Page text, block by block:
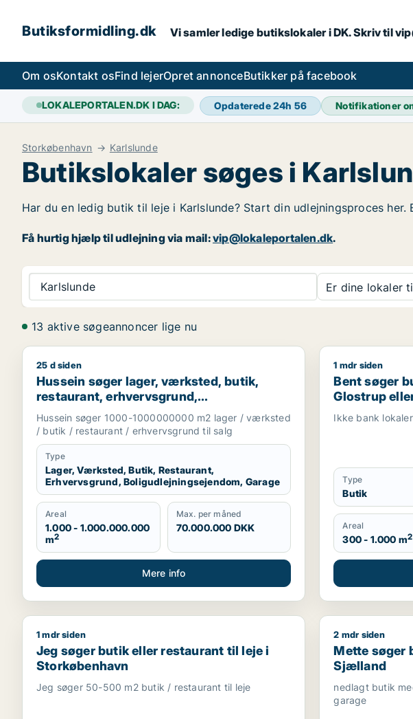
Butiksformidling.dk Vi samler ledige butikslokaler i DK. Skriv til
Om osKontakt osFind lejerOpret annonceButikker på facebook
LOKALEPORTALEN.DK I DAG: Opdaterede 24h 56 Notifikationer
Storkøbenhavn Karlslunde
Butikslokaler søges i
Har du en ledig butik til leje i Karlslunde? Start din udlejningsproces
Få hurtig hjælp til udlejning via mail:vip@lokaleportalen.dk.
Karlslunde Er dine lokaler
13 aktive søgeannoncer lige nu
Hussein søger lager, værksted, butik, restaurant, erhvervsgrund,
25 d siden
Hussein søger lager, værksted, butik,
restaurant, erhvervsgrund,
boligudlejningsejendom eller garage til
salg i Greve, Solrød eller Roskilde m.fl.
Hussein søger 1000-1000000000 m2 lager / værksted
/ butik / restaurant / erhvervsgrund til salg
Type
Lager, Værksted, Butik, Restaurant,
Erhvervsgrund, Boligudlejningsejendom, Garage
Areal
1.000 - 1.000.000.000
m2
Max. per måned
70.000.000 DKK
Mere info
Bent søger
1 mdr siden
Bent søger
Glostrup
Ikke bank lokaler
Type
Butik
Areal
300 - 1.000 m2
Jeg søger butik eller restaurant til leje i Storkøbenhavn
1 mdr siden
Jeg søger butik eller restaurant til leje i
Storkøbenhavn
Jeg søger 50-500 m2 butik / restaurant til leje
Mette søger
2 mdr siden
Mette søger
Sjælland
nedlagt butik
garage